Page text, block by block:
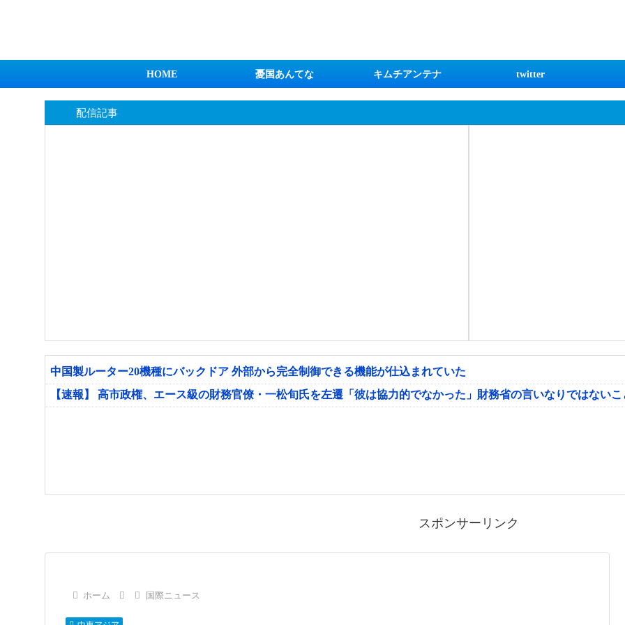
HOME 憂国あんてな キムチアンテナ twitter
配信記事
中国製ルーター20機種にバックドア 外部から完全制御できる機能が仕込まれていた
【速報】 高市政権、エース級の財務官僚・一松旬氏を左遷「彼は協力的でなかった」財務省の言いなりではない
スポンサーリンク
ホーム 国際ニュース